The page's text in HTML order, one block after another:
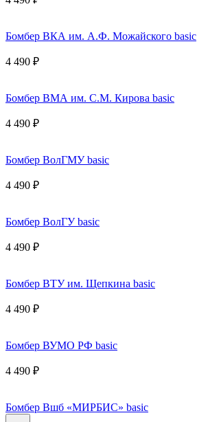
Бомбер ВКА им. А.Ф. Можайского basic
4 490 ₽
Бомбер ВМА им. С.М. Кирова basic
4 490 ₽
Бомбер ВолГМУ basic
4 490 ₽
Бомбер ВолГУ basic
4 490 ₽
Бомбер ВТУ им. Щепкина basic
4 490 ₽
Бомбер ВУМО РФ basic
4 490 ₽
Бомбер Вшб «МИРБИС» basic